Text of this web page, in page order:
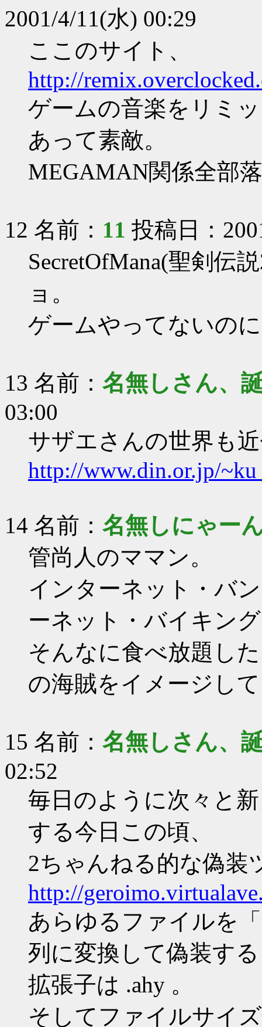
2001/4/11(水) 00:29
ここのサイト、
http://
ゲームの音楽をリミ
あって素敵。
MEGAMAN関係全部
12 名前： 11 投稿日：
SecretOfMana(聖剣伝
ョ。
ゲームやってないの
13 名前： 名無しさん、
03:00
サザエさんの世界も
http://www.din.or.jp/
14 名前： 名無しにゃー
管尚人のママン。
インターネット・バ
ーネット・バイキン
そんなに食べ放題し
の海賊をイメージし
15 名前： 名無しさん、
02:52
毎日のように次々と
する今日この頃、
2ちゃんねる的な偽装
http://
あらゆるファイルを
列に変換して偽装す
拡張子は .ahy 。
そしてファイルサイ